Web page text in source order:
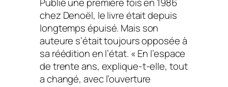
Publié une première fois en 1986
chez Denoël, le livre était depuis
longtemps épuisé. Mais son
auteure s’était toujours opposée à
sa réédition en l’état. « En l’espace
de trente ans, explique-t-elle, tout
a changé, avec l’ouverture